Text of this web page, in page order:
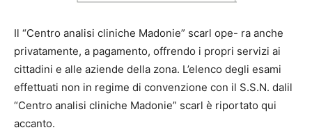
Il “Centro analisi cliniche Madonie” scarl ope- ra anche
privatamente, a pagamento, offrendo i propri servizi ai
cittadini e alle aziende della zona. L’elenco degli esami
effettuati non in regime di convenzione con il S.S.N. dalil
“Centro analisi cliniche Madonie” scarl è riportato qui
accanto.